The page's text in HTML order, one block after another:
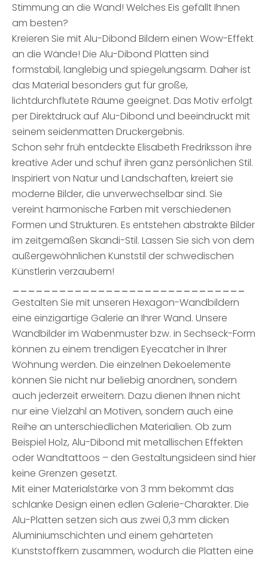
Stimmung an die Wand! Welches Eis gefällt Ihnen
am besten?
Kreieren Sie mit Alu-Dibond Bildern einen Wow-Effekt
an die Wände! Die Alu-Dibond Platten sind
formstabil, langlebig und spiegelungsarm. Daher ist
das Material besonders gut für große,
lichtdurchflutete Räume geeignet. Das Motiv erfolgt
per Direktdruck auf Alu-Dibond und beeindruckt mit
seinem seidenmatten Druckergebnis.
Schon sehr früh entdeckte Elisabeth Fredriksson ihre
kreative Ader und schuf ihren ganz persönlichen Stil.
Inspiriert von Natur und Landschaften, kreiert sie
moderne Bilder, die unverwechselbar sind. Sie
vereint harmonische Farben mit verschiedenen
Formen und Strukturen. Es entstehen abstrakte Bilder
im zeitgemäßen Skandi-Stil. Lassen Sie sich von dem
außergewöhnlichen Kunststil der schwedischen
Künstlerin verzaubern!
Gestalten Sie mit unseren Hexagon-Wandbildern
eine einzigartige Galerie an Ihrer Wand. Unsere
Wandbilder im Wabenmuster bzw. in Sechseck-Form
können zu einem trendigen Eyecatcher in Ihrer
Wohnung werden. Die einzelnen Dekoelemente
können Sie nicht nur beliebig anordnen, sondern
auch jederzeit erweitern. Dazu dienen Ihnen nicht
nur eine Vielzahl an Motiven, sondern auch eine
Reihe an unterschiedlichen Materialien. Ob zum
Beispiel Holz, Alu-Dibond mit metallischen Effekten
oder Wandtattoos – den Gestaltungsideen sind hier
keine Grenzen gesetzt.
Mit einer Materialstärke von 3 mm bekommt das
schlanke Design einen edlen Galerie-Charakter. Die
Alu-Platten setzen sich aus zwei 0,3 mm dicken
Aluminiumschichten und einem gehärteten
Kunststoffkern zusammen, wodurch die Platten eine